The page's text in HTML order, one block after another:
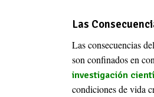
Las
Las consecuencias
son confinados en
investigación
condiciones de vida